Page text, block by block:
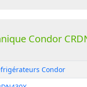
Condor
Condor